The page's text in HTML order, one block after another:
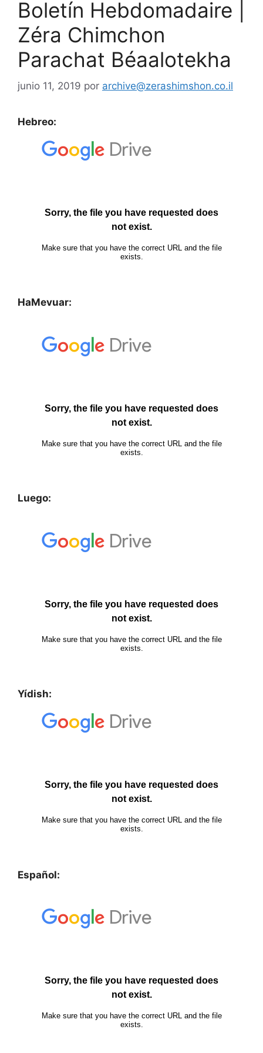
Boletín Hebdomadaire |
Zéra Chimchon
Parachat Béaalotekha
junio 11, 2019 por archive@zerashimshon.co.il
Hebreo:
HaMevuar:
Luego:
Yídish:
Español: